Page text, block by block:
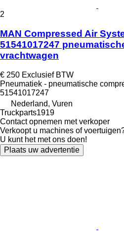
2
MAN Compressed Air
51541017247
vrachtwagen
€ 250 Exclusief BTW
Pneumatiek - pneumatische
51541017247
Nederland, Vuren
Truckparts1919
Contact opnemen met verkoper
Verkoopt u machines of
U kunt het met ons doen!
Plaats uw advertentie